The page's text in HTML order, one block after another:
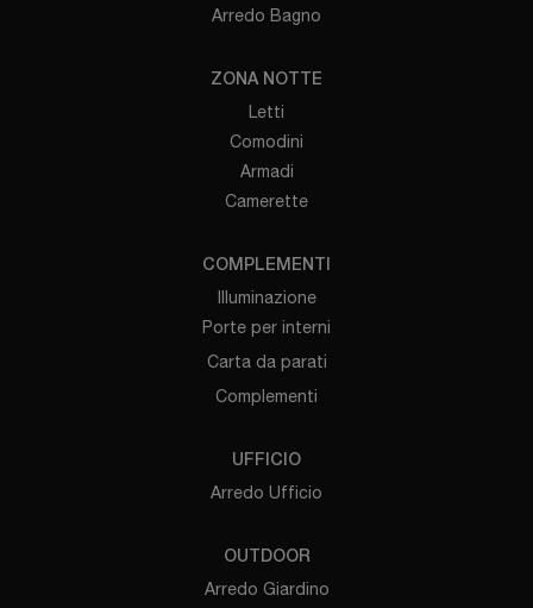
Arredo Bagno
ZONA NOTTE
Letti
Comodini
Armadi
Camerette
COMPLEMENTI
Illuminazione
Porte per interni
Carta da parati
Complementi
UFFICIO
Arredo Ufficio
OUTDOOR
Arredo Giardino